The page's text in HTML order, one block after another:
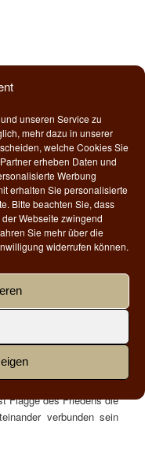
unseren Service zu
mehr dazu in unserer
welche Cookies Sie
erheben Daten und
Werbung
erhalten Sie personalisierte
Bitte beachten Sie, dass
Webseite zwingend
Sie mehr über die
widerrufen können.
& symbolisiert als
Liebenden und betont
eines Volkes.
Symbolik
Stammesfahne
Stammesfahne in
Menschen des Stammes
Flagge vereint zu sein,
wären. Sie steht aber
als Team in Harmonie
Grund unterstützt
die Vereinigung von
alle unter einer Flagge
Flagge des Friedens die
verbunden sein